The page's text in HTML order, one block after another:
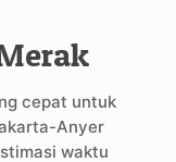
cepat untuk
Anyer
waktu